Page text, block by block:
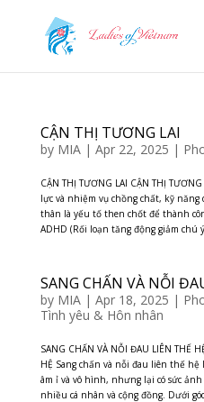
CẬN THỊ TƯƠNG LAI
by MIA| Apr 22, 2025 |
CẬN THỊ TƯƠNG LAI CẬN THỊ
lực và nhiệm vụ chồng chất, kỹ
thân là yếu tố then chốt để thành
ADHD (Rối loạn tăng động giảm chú
SANG CHẤN VÀ NỖI
by MIA| Apr 18, 2025 |
Tình yêu & Hôn nhân
SANG CHẤN VÀ NỖI ĐAU LIÊN THẾ
HỆ Sang chấn và nỗi đau liên thế
âm ỉ và vô hình, nhưng lại có sức
nhiều cá nhân và cộng đồng. Dưới